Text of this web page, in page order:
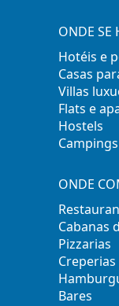
ONDE SE
Hotéis e
Casas
Villas
Flats e
Hostels
Campings
ONDE
Cabanas
Pizzarias
Creperias
Bares